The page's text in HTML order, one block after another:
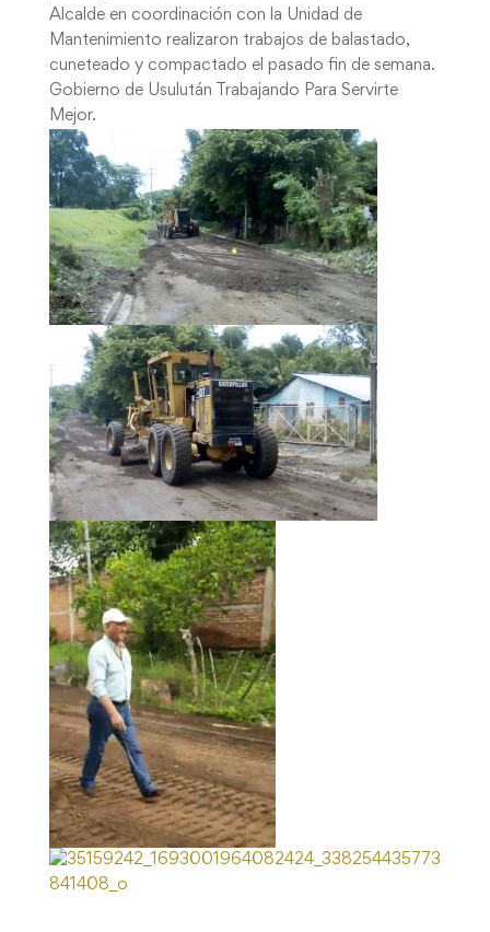
Alcalde en coordinación con la Unidad de
Mantenimiento realizaron trabajos de balastado,
cuneteado y compactado el pasado fin de semana.
Gobierno de Usulután Trabajando Para Servirte
Mejor.